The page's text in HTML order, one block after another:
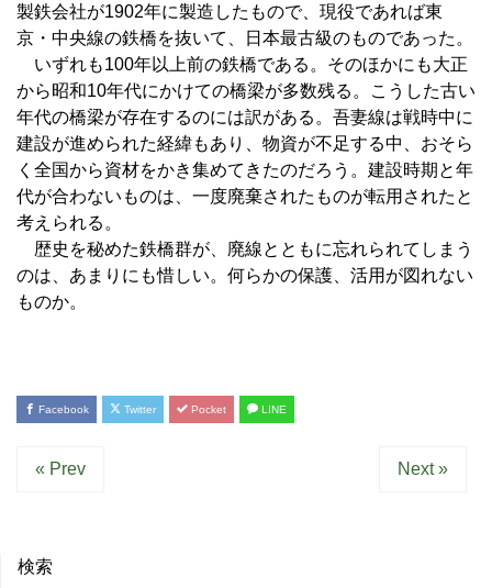
製鉄会社が1902年に製造したもので、現役であれば東
京・中央線の鉄橋を抜いて、日本最古級のものであった。
いずれも100年以上前の鉄橋である。そのほかにも大正
から昭和10年代にかけての橋梁が多数残る。こうした古い
年代の橋梁が存在するのには訳がある。吾妻線は戦時中に
建設が進められた経緯もあり、物資が不足する中、おそら
く全国から資材をかき集めてきたのだろう。建設時期と年
代が合わないものは、一度廃棄されたものが転用されたと
考えられる。
歴史を秘めた鉄橋群が、廃線とともに忘れられてしまう
のは、あまりにも惜しい。何らかの保護、活用が図れない
ものか。
Facebook Twitter Pocket LINE
« Prev Next »
検索